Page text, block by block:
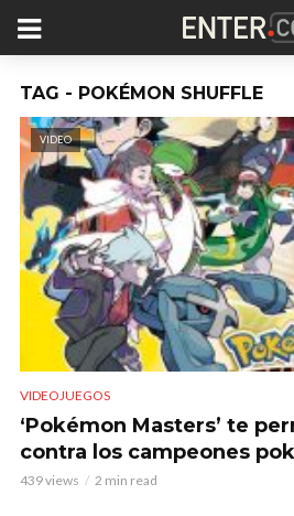
TAG - POKÉMON SHUFFLE
VIDEO
VIDEOJUEGOS
‘Pokémon Masters’ te
contra los campeones
439 views 2 min read